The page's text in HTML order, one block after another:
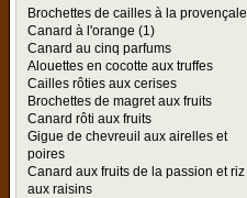
Brochettes de cailles à la provençale
Canard à l'orange (1)
Canard au cinq parfums
Alouettes en cocotte aux truffes
Cailles rôties aux cerises
Brochettes de magret aux fruits
Canard rôti aux fruits
Gigue de chevreuil aux airelles et
poires
Canard aux fruits de la passion et riz
aux raisins